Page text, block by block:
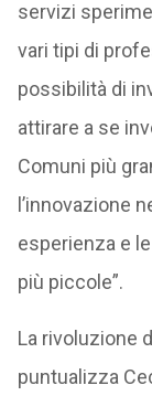
servizi
vari tipi di
possibilità di
attirare a se
Comuni più
l’innovazione
esperienza e
più piccole”.
La rivoluzione
puntualizza